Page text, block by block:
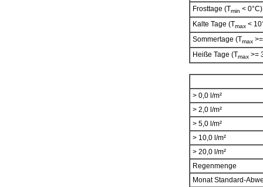
Frosttage (Tmin < 0°C)
Kalte Tage (Tmax<
Sommertage (Tmax>=
Heiße Tage (Tmax>=
> 0,0 l/m²
> 2,0 l/m²
> 5,0 l/m²
> 10,0 l/m²
> 20,0 l/m²
Regenmenge
Monat Standard-